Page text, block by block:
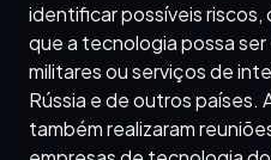
identificar possíveis
que a tecnologia possa
militares ou serviços de
Rússia e de outros países.
também realizaram